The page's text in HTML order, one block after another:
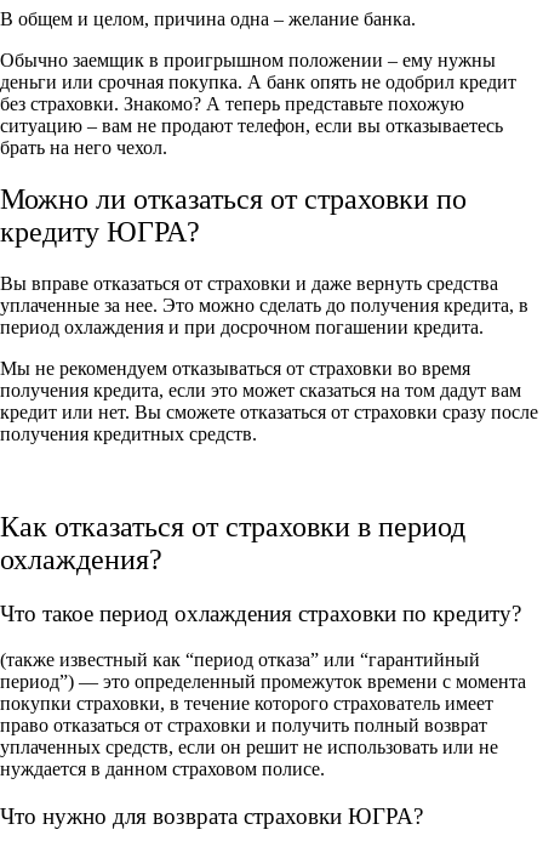
В общем и целом, причина одна – желание банка.
Обычно заемщик в проигрышном положении – ему нужны
деньги или срочная покупка. А банк опять не одобрил кредит
без страховки. Знакомо? А теперь представьте похожую
ситуацию – вам не продают телефон, если вы отказываетесь
брать на него чехол.
Можно ли отказаться от страховки по
кредиту ЮГРА?
Вы вправе отказаться от страховки и даже вернуть средства
уплаченные за нее. Это можно сделать до получения кредита, в
период охлаждения и при досрочном погашении кредита.
Мы не рекомендуем отказываться от страховки во время
получения кредита, если это может сказаться на том дадут вам
кредит или нет. Вы сможете отказаться от страховки сразу после
получения кредитных средств.
Как отказаться от страховки в период
охлаждения?
Что такое период охлаждения страховки по кредиту?
(также известный как “период отказа” или “гарантийный
период”) — это определенный промежуток времени с момента
покупки страховки, в течение которого страхователь имеет
право отказаться от страховки и получить полный возврат
уплаченных средств, если он решит не использовать или не
нуждается в данном страховом полисе.
Что нужно для возврата страховки ЮГРА?